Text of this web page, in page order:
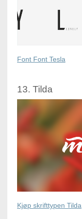
Font Font Tesla
13. Tilda
Kjøp skrifttypen Tilda